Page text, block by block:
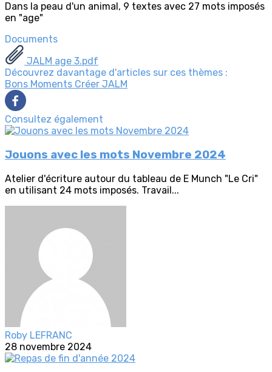
Dans la peau d'un animal, 9 textes avec 27 mots imposés
en "age"
Documents
JALM age 3.pdf
Découvrez davantage d'articles sur ces thèmes :
Bons Moments Créer JALM
Consultez également
Jouons avec les mots Novembre 2024
Atelier d'écriture autour du tableau de E Munch "Le Cri"
en utilisant 24 mots imposés. Travail...
Roby LEFRANC
28 novembre 2024